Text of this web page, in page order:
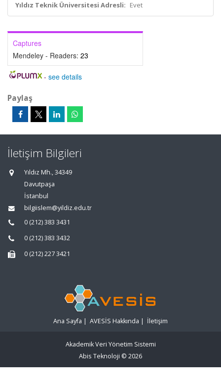
Yıldız Teknik Üniversitesi Adresli: Evet
Captures
Mendeley - Readers: 23
- see details
Paylaş
İletişim Bilgileri
Yıldız Mh., 34349
Davutpaşa
İstanbul
bilgiislem@yildiz.edu.tr
0 (212) 383 3431
0 (212) 383 3432
0 (212) 227 3421
Ana Sayfa | AVESİS Hakkında | İletişim
Akademik Veri Yönetim Sistemi
Abis Teknoloji © 2026